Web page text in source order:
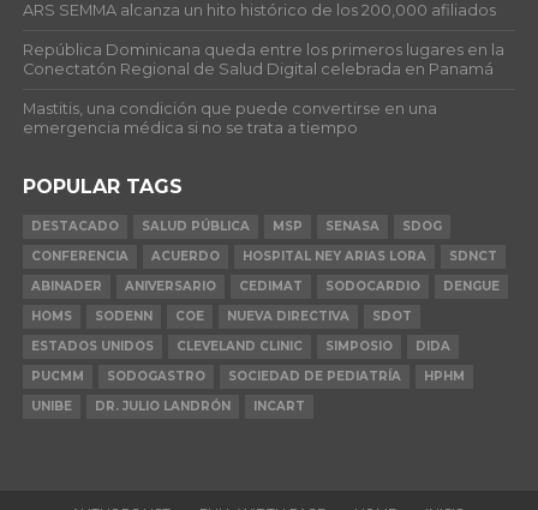
ARS SEMMA alcanza un hito histórico de los 200,000 afiliados
República Dominicana queda entre los primeros lugares en la
Conectatón Regional de Salud Digital celebrada en Panamá
Mastitis, una condición que puede convertirse en una
emergencia médica si no se trata a tiempo
POPULAR TAGS
DESTACADO SALUD PÚBLICA MSP SENASA
SDOG
CONFERENCIA
ACUERDO HOSPITAL NEY ARIAS LORA
SDNCT
ABINADER
ANIVERSARIO CEDIMAT SODOCARDIO
DENGUE
HOMS
SODENN COE NUEVA DIRECTIVA
SDOT
ESTADOS UNIDOS
CLEVELAND CLINIC SIMPOSIO
DIDA
PUCMM
SODOGASTRO SOCIEDAD DE PEDIATRÍA
HPHM
UNIBE
DR. JULIO LANDRÓN INCART